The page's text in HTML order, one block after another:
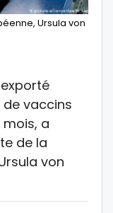
Ursula von
exporté
de vaccins
a
de la
von